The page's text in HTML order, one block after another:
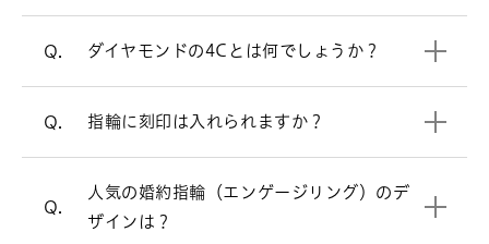
Q. ダイヤモンドの4Cとは何でしょうか？
4Cについて詳しく見る
Q. 指輪に刻印は入れられますか？
せください。
サービス&ケアについて
Q.
人気の婚約指輪（エンゲージリング）のデ
ザインは？
ウェーブラインの婚約指輪を見る
V字ラインの婚約指輪を見る
プロポーズリングのデザイン選びにお悩
みの方は、こちらをご参照ください。
プロポーズをお考えの方へ
A.
いませんが、週末はお時間帯によっては
頂けるとお待たせすることなくスムーズ